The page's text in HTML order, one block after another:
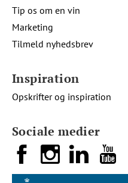
Sociale medier
Tip os om en vin
Marketing
Tilmeld nyhedsbrev
Inspiration
Opskrifter og inspiration